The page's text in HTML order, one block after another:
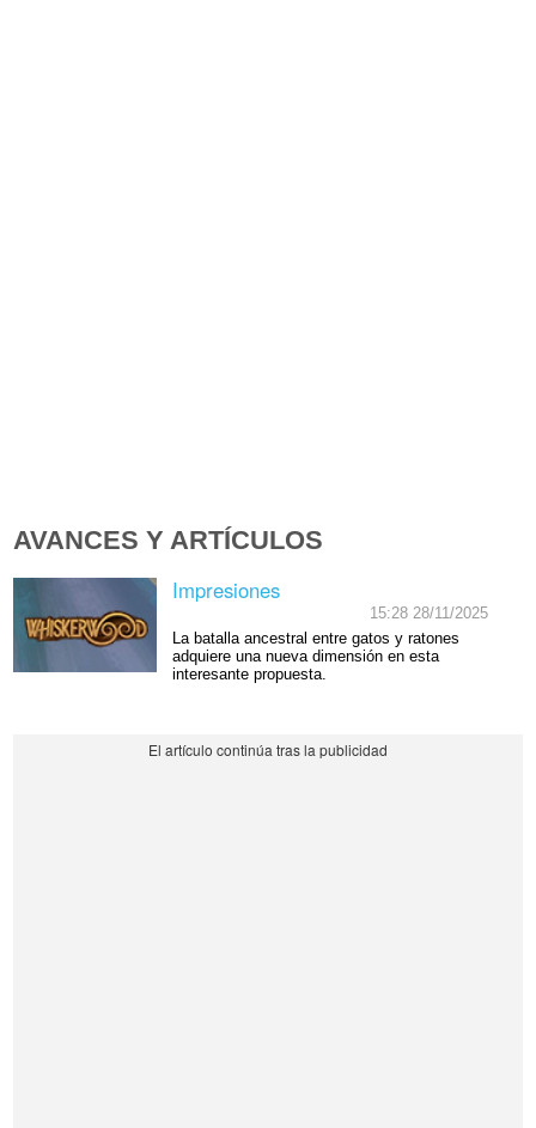
AVANCES Y ARTÍCULOS
Impresiones
15:28 28/11/2025
La batalla ancestral entre gatos y ratones
adquiere una nueva dimensión en esta
interesante propuesta.